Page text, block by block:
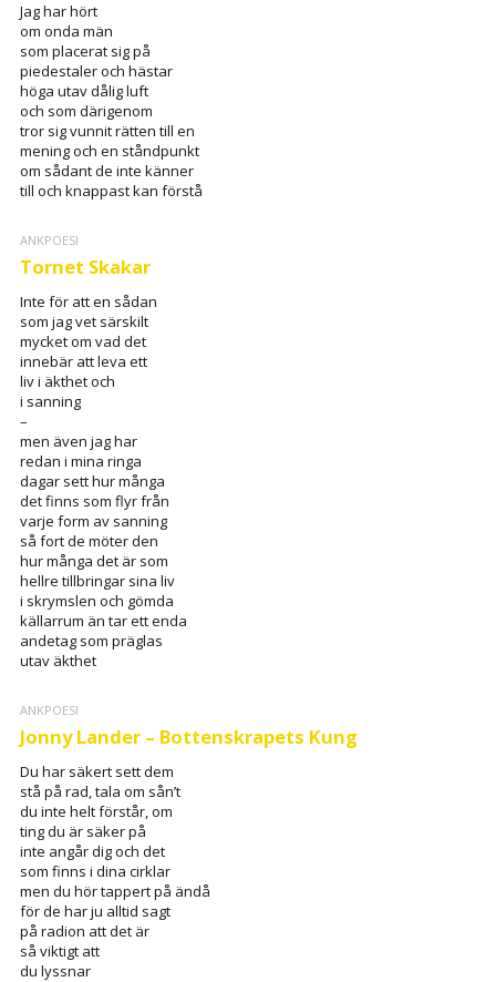
Jag har hört
om onda män
som placerat sig på
piedestaler och hästar
höga utav dålig luft
och som därigenom
tror sig vunnit rätten till en
mening och en ståndpunkt
om sådant de inte känner
till och knappast kan förstå
ANKPOESI
Tornet Skakar
Inte för att en sådan
som jag vet särskilt
mycket om vad det
innebär att leva ett
liv i äkthet och
i sanning
–
men även jag har
redan i mina ringa
dagar sett hur många
det finns som flyr från
varje form av sanning
så fort de möter den
hur många det är som
hellre tillbringar sina liv
i skrymslen och gömda
källarrum än tar ett enda
andetag som präglas
utav äkthet
ANKPOESI
Jonny Lander – Bottenskrapets Kung
Du har säkert sett dem
stå på rad, tala om sån’t
du inte helt förstår, om
ting du är säker på
inte angår dig och det
som finns i dina cirklar
men du hör tappert på ändå
för de har ju alltid sagt
på radion att det är
så viktigt att
du lyssnar